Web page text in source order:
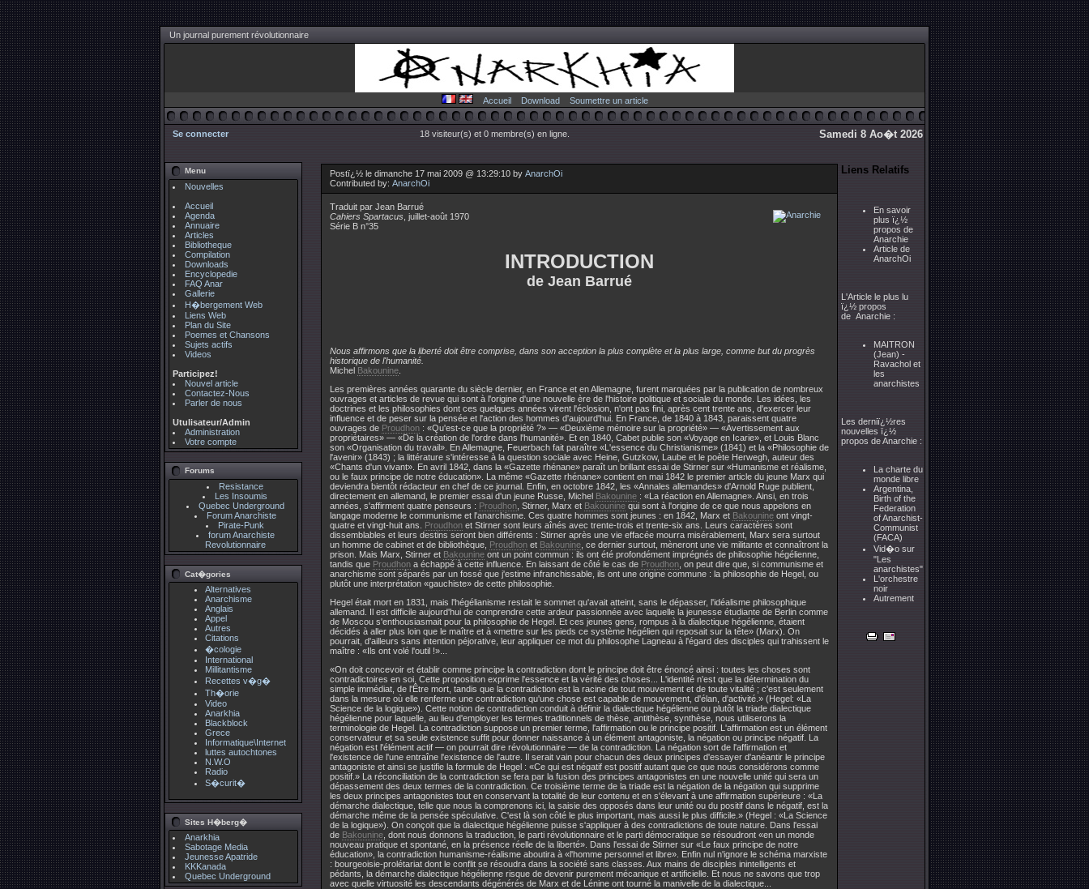
Un journal purement révolutionnaire
Accueil Download Soumettre un article
Se connecter 18 visiteur(s) et 0 membre(s) en ligne. Samedi 8 Ao�t 2026
Menu
Nouvelles
Accueil
Agenda
Annuaire
Articles
Bibliotheque
Compilation
Downloads
Encyclopedie
FAQ Anar
Gallerie
H�bergement Web
Liens Web
Plan du Site
Poemes et Chansons
Sujets actifs
Videos
Participez!
Nouvel article
Contactez-Nous
Parler de nous
Utulisateur/Admin
Administration
Votre compte
Forums
Resistance
Les Insoumis
Quebec Underground
Forum Anarchiste
Pirate-Punk
forum Anarchiste
Revolutionnaire
Cat�gories
Alternatives
Anarchisme
Anglais
Appel
Autres
Citations
�cologie
International
Millitantisme
Recettes v�g�
Th�orie
Video
Anarkhia
Blackblock
Grece
Informatique\Internet
luttes autochtones
N.W.O
Radio
S�curit�
Sites H�berg�
Anarkhia
Sabotage Media
Jeunesse Apatride
KKKanada
Quebec Underground
Postï¿½ le dimanche 17 mai 2009 @ 13:29:10 by AnarchOi
Contributed by: AnarchOi
Traduit par Jean Barrué
Cahiers Spartacus , juillet-août 1970
Série B n°35
INTRODUCTION
de Jean Barrué
Nous affirmons que la liberté doit être comprise, dans son acception la plus complète et la plus large, comme but du progrès
historique de l'humanité.
Michel Bakounine
Les premières années quarante du siècle dernier, en France et en Allemagne, furent marquées par la publication de nombreux
ouvrages et articles de revue qui sont à l'origine d'une nouvelle ère de l'histoire politique et sociale du monde. Les idées, les
doctrines et les philosophies dont ces quelques années virent l'éclosion, n'ont pas fini, après cent trente ans, d'exercer leur
influence et de peser sur la pensée et l'action des hommes d'aujourd'hui. En France, de 1840 à 1843, paraissent quatre
ouvrages de Proudhon : «Qu'est-ce que la propriété ?» — «Deuxième mémoire sur la propriété» — «Avertissement aux
propriétaires» — «De la création de l'ordre dans l'humanité». Et en 1840, Cabet publie son «Voyage en Icarie», et Louis Blanc
son «Organisation du travail». En Allemagne, Feuerbach fait paraître «L'essence du Christianisme» (1841) et la «Philosophie de
l'avenir» (1843) ; la littérature s'intéresse à la question sociale avec Heine, Gutzkow, Laube et le poète Herwegh, auteur des
«Chants d'un vivant». En avril 1842, dans la «Gazette rhénane» paraît un brillant essai de Stirner sur «Humanisme et réalisme,
ou le faux principe de notre éducation». La même «Gazette rhénane» contient en mai 1842 le premier article du jeune Marx qui
deviendra bientôt rédacteur en chef de ce journal. Enfin, en octobre 1842, les «Annales allemandes» d'Arnold Ruge publient,
directement en allemand, le premier essai d'un jeune Russe, Michel Bakounine : «La réaction en Allemagne». Ainsi, en trois
années, s'affirment quatre penseurs : Proudhon , Stirner, Marx et Bakounine qui sont à l'origine de ce que nous appelons en
langage moderne le communisme et l'anarchisme. Ces quatre hommes sont jeunes : en 1842, Marx et Bakounine ont vingt-
quatre et vingt-huit ans. Proudhon et Stirner sont leurs aînés avec trente-trois et trente-six ans. Leurs caractères sont
dissemblables et leurs destins seront bien différents : Stirner après une vie effacée mourra misérablement, Marx sera surtout
un homme de cabinet et de bibliothèque, Proudhon et Bakounine , ce dernier surtout, mèneront une vie militante et connaîtront la
prison. Mais Marx, Stirner et Bakounine ont un point commun : ils ont été profondément imprégnés de philosophie hégélienne,
tandis que Proudhon a échappé à cette influence. En laissant de côté le cas de Proudhon , on peut dire que, si communisme et
anarchisme sont séparés par un fossé que j'estime infranchissable, ils ont une origine commune : la philosophie de Hegel, ou
plutôt une interprétation «gauchiste» de cette philosophie.
Hegel était mort en 1831, mais l'hégélianisme restait le sommet qu'avait atteint, sans le dépasser, l'idéalisme philosophique
allemand. Il est difficile aujourd'hui de comprendre cette ardeur passionnée avec laquelle la jeunesse étudiante de Berlin comme
de Moscou s'enthousiasmait pour la philosophie de Hegel. Et ces jeunes gens, rompus à la dialectique hégélienne, étaient
décidés à aller plus loin que le maître et à «mettre sur les pieds ce système hégélien qui reposait sur la tête» (Marx). On
pourrait, d'ailleurs sans intention péjorative, leur appliquer ce mot du philosophe Lagneau à l'égard des disciples qui trahissent le
maître : «Ils ont volé l'outil !»...
«On doit concevoir et établir comme principe la contradiction dont le principe doit être énoncé ainsi : toutes les choses sont
contradictoires en soi. Cette proposition exprime l'essence et la vérité des choses... L'identité n'est que la détermination du
simple immédiat, de l'Être mort, tandis que la contradiction est la racine de tout mouvement et de toute vitalité ; c'est seulement
dans la mesure où elle renferme une contradiction qu'une chose est capable de mouvement, d'élan, d'activité.» (Hegel: «La
Science de la logique»). Cette notion de contradiction conduit à définir la dialectique hégélienne ou plutôt la triade dialectique
hégélienne pour laquelle, au lieu d'employer les termes traditionnels de thèse, antithèse, synthèse, nous utiliserons la
terminologie de Hegel. La contradiction suppose un premier terme, l'affirmation ou le principe positif. L'affirmation est un élément
conservateur et sa seule existence suffit pour donner naissance à un élément antagoniste, la négation ou principe négatif. La
négation est l'élément actif — on pourrait dire révolutionnaire — de la contradiction. La négation sort de l'affirmation et
l'existence de l'une entraîne l'existence de l'autre. Il serait vain pour chacun des deux principes d'essayer d'anéantir le principe
antagoniste et ainsi se justifie la formule de Hegel : «Ce qui est négatif est positif autant que ce que nous considérons comme
positif.» La réconciliation de la contradiction se fera par la fusion des principes antagonistes en une nouvelle unité qui sera un
dépassement des deux termes de la contradiction. Ce troisième terme de la triade est la négation de la négation qui supprime
les deux principes antagonistes tout en conservant la totalité de leur contenu et en s'élevant à une affirmation supérieure : «La
démarche dialectique, telle que nous la comprenons ici, la saisie des opposés dans leur unité ou du positif dans le négatif, est la
démarche même de la pensée spéculative. C'est là son côté le plus important, mais aussi le plus difficile.» (Hegel : «La Science
de la logique»). On conçoit que la dialectique hégélienne puisse s'appliquer à des contradictions de toute nature. Dans l'essai
de Bakounine , dont nous donnons la traduction, le parti révolutionnaire et le parti démocratique se résoudront «en un monde
nouveau pratique et spontané, en la présence réelle de la liberté». Dans l'essai de Stirner sur «Le faux principe de notre
éducation», la contradiction humanisme-réalisme aboutira à «l'homme personnel et libre». Enfin nul n'ignore le schéma marxiste
: bourgeoisie-prolétariat dont le conflit se résoudra dans la société sans classes. Aux mains de disciples inintelligents et
pédants, la démarche dialectique hégélienne risque de devenir purement mécanique et artificielle. Et nous ne savons que trop
avec quelle virtuosité les descendants dégénérés de Marx et de Lénine ont tourné la manivelle de la dialectique...
Liens Relatifs
En savoir
plus ï¿½
propos de
Anarchie
Article de
AnarchOi
L'Article le plus lu
ï¿½ propos
de Anarchie :
MAITRON
(Jean) -
Ravachol et
les
anarchistes
Les derniï¿½res
nouvelles ï¿½
propos de Anarchie :
La charte du
monde libre
Argentina,
Birth of the
Federation
of Anarchist-
Communist
(FACA)
Vid�o sur
"Les
anarchistes"
L'orchestre
noir
Autrement